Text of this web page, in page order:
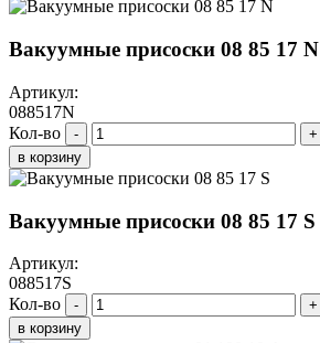
Вакуумные присоски 08 85 17 N
Артикул:
088517N
Кол-во
-
+
в корзину
Вакуумные присоски 08 85 17 S
Артикул:
088517S
Кол-во
-
+
в корзину